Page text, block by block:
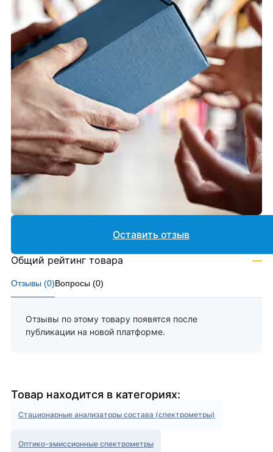
Отзывы (0)Вопросы (0)
Отзывы по этому товару появятся после
публикации на новой платформе.
Оставить отзыв
Общий рейтинг товара —
Товар находится в категориях:
Стационарные анализаторы состава (спектрометры)
Оптико-эмиссионные спектрометры